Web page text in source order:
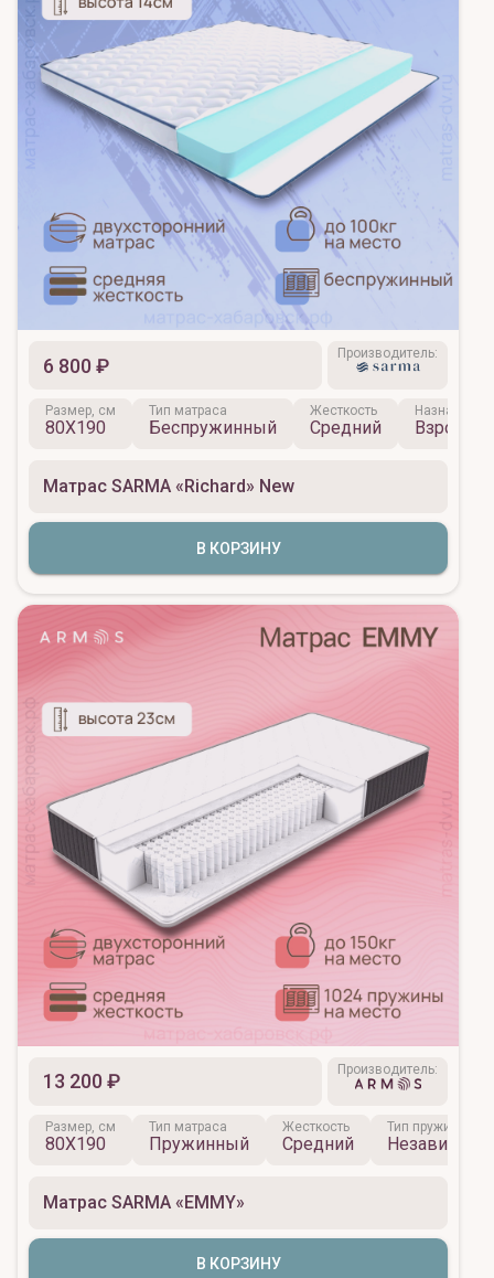
6 800 ₽
Производитель:
Размер, см
80X190
Тип матраса
Беспружинный
Жесткость
Средний
Назначение
Матрас SARMA «Richard» New
В КОРЗИНУ
13 200 ₽
Производитель:
Размер, см
80X190
Тип матраса
Пружинный
Жесткость
Средний
Тип пружинного
Матрас SARMA «EMMY»
В КОРЗИНУ